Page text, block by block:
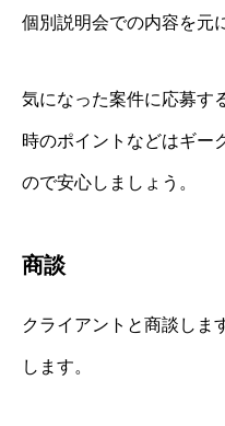
個別説明会での内容を元
気になった案件に応募す
時のポイントなどはギー
ので安心しましょう。
商談
クライアントと商談しま
します。